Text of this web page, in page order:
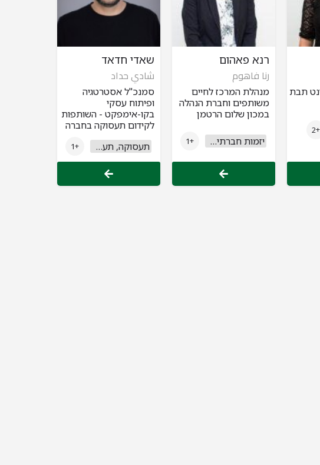
תבת
+2
רנא פאהום
رنا فاهوم
מנהלת המרכז לחיים
משותפים וחברת הנהלה
במכון שלום הרטמן
יזמות חברתית וחברה אזרחית +1
שאדי חדאד
شادي حداد
סמנכ"ל אסטרטגיה
ופיתוח עסקי
בקו-אימפקט - השותפות
לקידום תעסוקה בחברה
תעסוקה, תעשייה ומסחר +1